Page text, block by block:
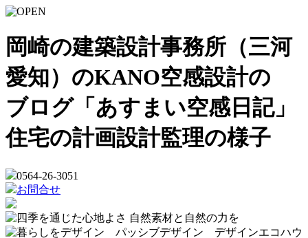
岡崎の建築設計事務所（三河
愛知）のKANO空感設計の
ブログ「あすまい空感日記」
住宅の計画設計監理の様子
0564-26-3051
お問合せ